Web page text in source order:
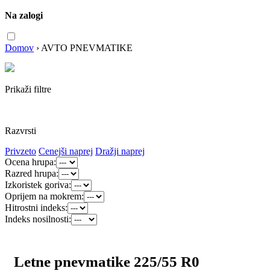
Na zalogi
Domov › AVTO PNEVMATIKE
Prikaži filtre
Razvrsti
Privzeto Cenejši naprej Dražji naprej
Ocena hrupa:
Razred hrupa:
Izkoristek goriva:
Oprijem na mokrem:
Hitrostni indeks:
Indeks nosilnosti:
Letne pnevmatike 225/55 R0